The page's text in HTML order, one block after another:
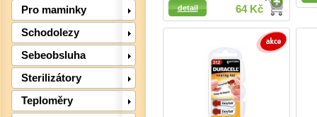
Pro maminky
Schodolezy
Sebeobsluha
Sterilizátory
Teploměry
64 Kč
detail